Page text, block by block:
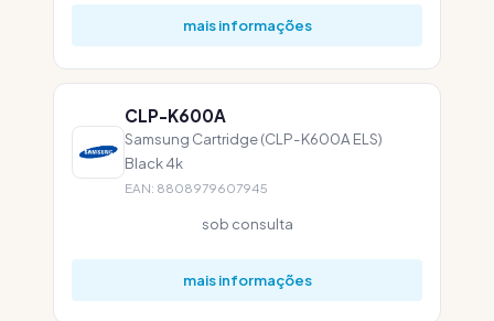
mais informações
CLP-K600A
Samsung Cartridge (CLP-K600A ELS)
Black 4k
EAN: 8808979607945
sob consulta
mais informações